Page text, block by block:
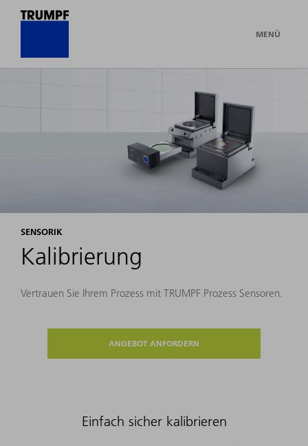
MENÜ
SENSORIK
Kalibrierung
Vertrauen Sie Ihrem Prozess mit TRUMPF Prozess Sensoren.
ANGEBOT ANFORDERN
Einfach sicher kalibrieren